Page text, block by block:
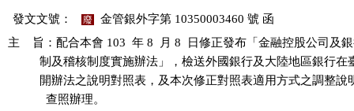
發文文號： 廢
金管銀外字第 10350003460 號 函
主    旨：配合本會 103  年 8  月 8  日修正發布「金融控股公司及
制及稽核制度實施辦法」，檢送外國銀行及大陸地區銀行
開辦法之說明對照表，及本次修正對照表適用方式之調整
            查照辦理。